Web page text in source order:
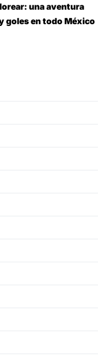
una aventura
goles en todo México